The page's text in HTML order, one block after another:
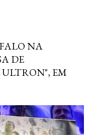
NA
DE
EM